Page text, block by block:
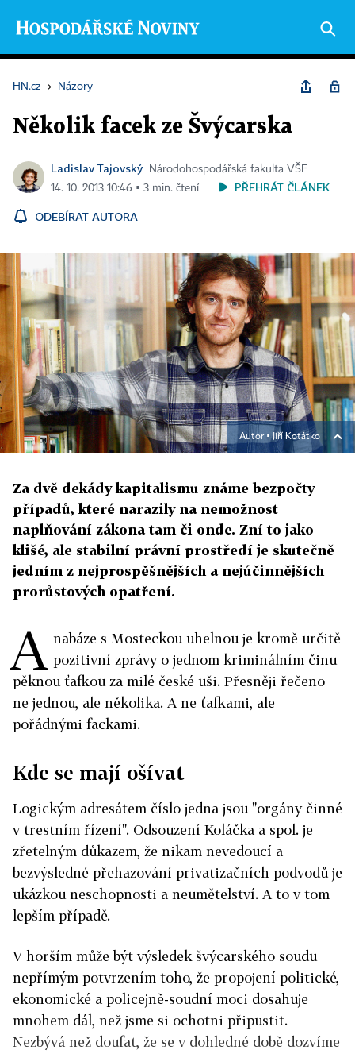
HN.cz › Názory
Několik facek ze Švýcarska
Ladislav Tajovský
Národohospodářská fakulta VŠE
14. 10. 2013 10:46 ▪ 3 min. čtení
PŘEHRÁT ČLÁNEK
ODEBÍRAT AUTORA
Autor ▪Jiří Koťátko
Za dvě dekády kapitalismu známe bezpočty
případů, které narazily na nemožnost
naplňování zákona tam či onde. Zní to jako
klišé, ale stabilní právní prostředí je skutečně
jedním z nejprospěšnějších a nejúčinnějších
prorůstových opatření.
A nabáze s Mosteckou uhelnou je kromě určitě
pozitivní zprávy o jednom kriminálním činu
pěknou ťafkou za milé české uši. Přesněji řečeno
ne jednou, ale několika. A ne ťafkami, ale
pořádnými fackami.
Kde se mají ošívat
Logickým adresátem číslo jedna jsou "orgány činné
v trestním řízení". Odsouzení Koláčka a spol. je
zřetelným důkazem, že nikam nevedoucí a
bezvýsledné přehazování privatizačních podvodů je
ukázkou neschopnosti a neumětelství. A to v tom
lepším případě.
V horším může být výsledek švýcarského soudu
nepřímým potvrzením toho, že propojení politické,
ekonomické a policejně-soudní moci dosahuje
mnohem dál, než jsme si ochotni připustit.
Nezbývá než doufat, že se v dohledné době dozvíme